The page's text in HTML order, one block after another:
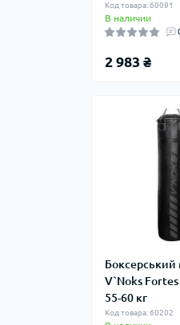
Код товара: 60091
В наличии
2 983 ₴
Боксерський
V`Noks
55-60 кг
Код товара: 60202